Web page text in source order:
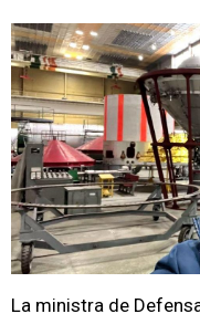
La ministra de